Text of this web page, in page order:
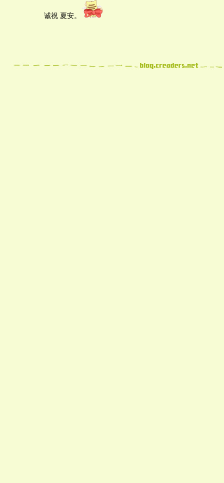
诚祝 夏安。